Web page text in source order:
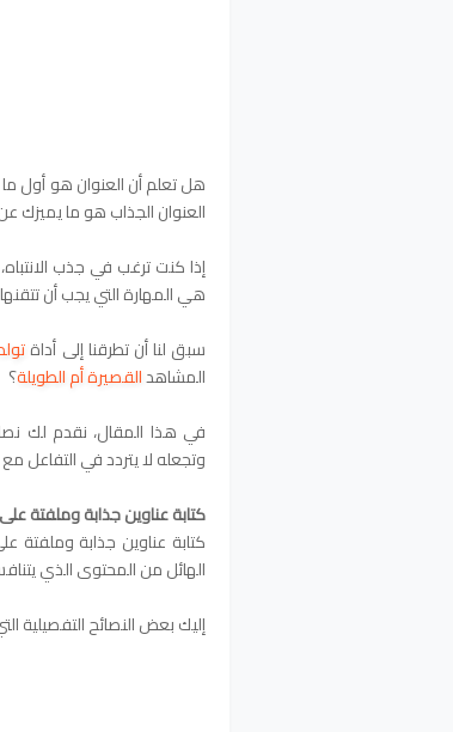
هل تعلم أن العنوان هو أول ما
العنوان الجذاب هو ما يميزك
إذا كنت ترغب في جذب الانتباه،
هي المهارة التي يجب أن
سبق لنا أن تطرقنا إلى أداة
المشاهدالقصيرة أم الطويلة؟
في هذا المقال، نقدم لك
وتجعله لا يتردد في التفاعل
كتابة عناوين جذابة وملفتة
كتابة عناوين جذابة وملفتة
الهائل من المحتوى الذي
إليك بعض النصائح التفصيلية